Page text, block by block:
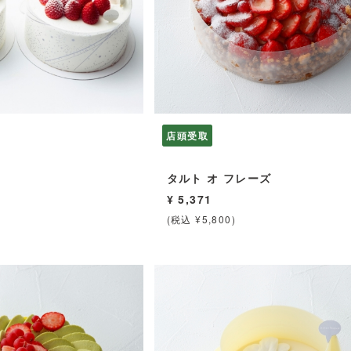
店頭受取
タルト オ フレーズ
¥ 5,371
(税込 ¥5,800)